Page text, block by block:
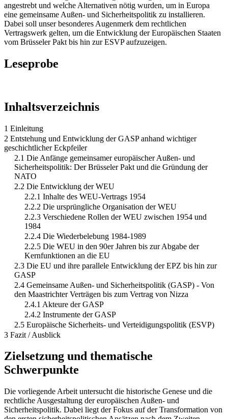
angestrebt und welche Alternativen nötig wurden, um in Europa
eine gemeinsame Außen- und Sicherheitspolitik zu installieren.
Dabei soll unser besonderes Augenmerk dem rechtlichen
Vertragswerk gelten, um die Entwicklung der Europäischen Staaten
vom Brüsseler Pakt bis hin zur ESVP aufzuzeigen.
Leseprobe
Inhaltsverzeichnis
1 Einleitung
2 Entstehung und Entwicklung der GASP anhand wichtiger
geschichtlicher Eckpfeiler
2.1 Die Anfänge gemeinsamer europäischer Außen- und
Sicherheitspolitik: Der Brüsseler Pakt und die Gründung der
NATO
2.2 Die Entwicklung der WEU
2.2.1 Inhalte des WEU-Vertrags 1954
2.2.2 Die ursprüngliche Organisation der WEU
2.2.3 Verschiedene Rollen der WEU zwischen 1954 und
1984
2.2.4 Die Wiederbelebung 1984-1989
2.2.5 Die WEU in den 90er Jahren bis zur Abgabe der
Kernfunktionen an die EU
2.3 Die EU und ihre parallele Entwicklung der EPZ bis hin zur
GASP
2.4 Gemeinsame Außen- und Sicherheitspolitik (GASP) - Von
den Maastrichter Verträgen bis zum Vertrag von Nizza
2.4.1 Akteure der GASP
2.4.2 Instrumente der GASP
2.5 Europäische Sicherheits- und Verteidigungspolitik (ESVP)
3 Fazit / Ausblick
Zielsetzung und thematische
Schwerpunkte
Die vorliegende Arbeit untersucht die historische Genese und die
rechtliche Ausgestaltung der europäischen Außen- und
Sicherheitspolitik. Dabei liegt der Fokus auf der Transformation von